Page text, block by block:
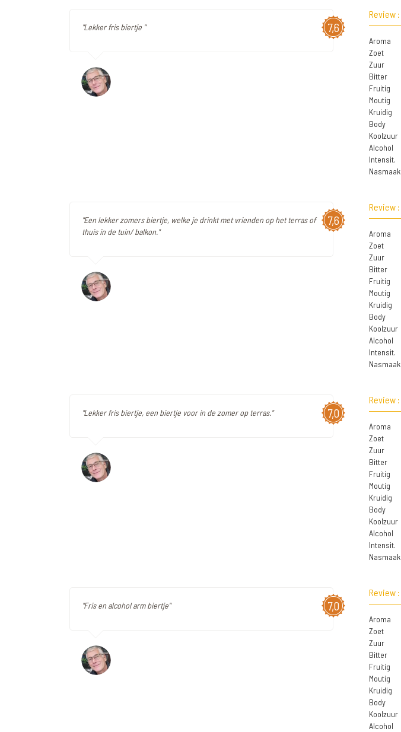
7,6
"Lekker fris biertje "
Review :
Aroma
Zoet
Zuur
Bitter
Fruitig
Moutig
Kruidig
Body
Koolzuur
Alcohol
Intensit.
Nasmaak
7,6
"Een lekker zomers biertje, welke je drinkt met vrienden op het terras of
thuis in de tuin/ balkon."
Review :
Aroma
Zoet
Zuur
Bitter
Fruitig
Moutig
Kruidig
Body
Koolzuur
Alcohol
Intensit.
Nasmaak
7,0
"Lekker fris biertje, een biertje voor in de zomer op terras."
Review :
Aroma
Zoet
Zuur
Bitter
Fruitig
Moutig
Kruidig
Body
Koolzuur
Alcohol
Intensit.
Nasmaak
7,0
"Fris en alcohol arm biertje"
Review :
Aroma
Zoet
Zuur
Bitter
Fruitig
Moutig
Kruidig
Body
Koolzuur
Alcohol